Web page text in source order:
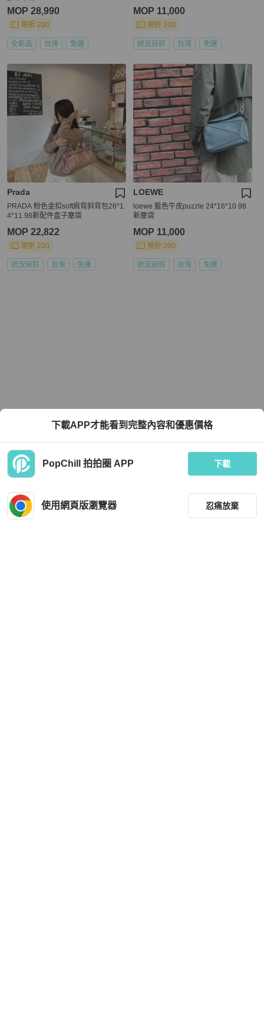
MOP 28,990
現折 200
全新品 台灣 免運
MOP 11,000
現折 200
狀況良好 台灣 免運
Prada
PRADA 粉色金扣soft肩背斜背包26*1
4*11 98新配件盒子塵袋
MOP 22,822
現折 200
狀況良好 台灣 免運
LOEWE
loewe 藍色牛皮puzzle 24*16*10 98
新塵袋
MOP 11,000
現折 200
狀況良好 台灣 免運
下載APP才能看到完整內容和優惠價格
PopChill 拍拍圈 APP 下載
使用網頁版瀏覽器 忍痛放棄